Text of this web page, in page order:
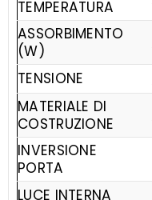
TEMPERATURA
ASSORBIMENTO
(W)
TENSIONE
MATERIALE DI
COSTRUZIONE
INVERSIONE
PORTA
LUCE INTERNA